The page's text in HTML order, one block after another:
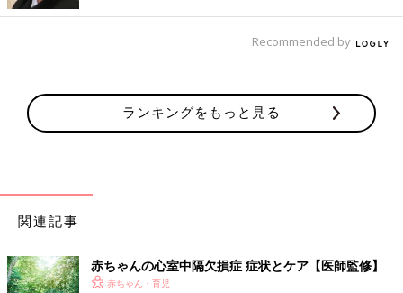
Recommended by
ランキングをもっと見る
関連記事
赤ちゃんの心室中隔欠損症 症状とケア【医師監修】
赤ちゃん・育児